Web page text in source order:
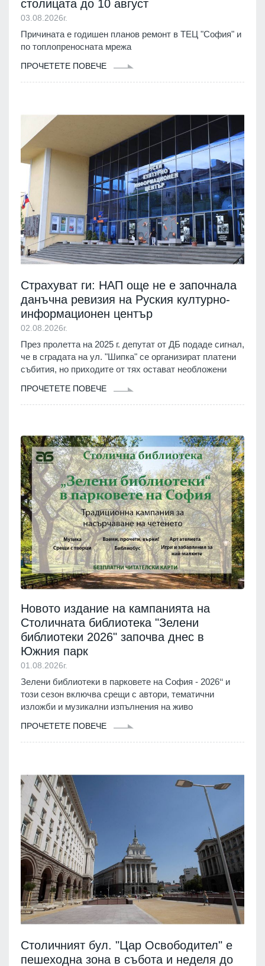
столицата до 10 август
03.08.2026г.
Причината е годишен планов ремонт в ТЕЦ "София" и
по топлопреносната мрежа
ПРОЧЕТЕТЕ ПОВЕЧЕ
Страхуват ги: НАП още не е започнала
данъчна ревизия на Руския културно-
информационен център
02.08.2026г.
През пролетта на 2025 г. депутат от ДБ подаде сигнал,
че в сградата на ул. "Шипка" се организират платени
събития, но приходите от тях остават необложени
ПРОЧЕТЕТЕ ПОВЕЧЕ
Новото издание на кампанията на
Столичната библиотека "Зелени
библиотеки 2026" започва днес в
Южния парк
01.08.2026г.
Зелени библиотеки в парковете на София - 2026‘‘ и
този сезон включва срещи с автори, тематични
изложби и музикални изпълнения на живо
ПРОЧЕТЕТЕ ПОВЕЧЕ
Столичният бул. "Цар Освободител" е
пешеходна зона в събота и неделя до